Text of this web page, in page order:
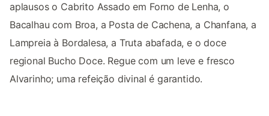
aplausos o Cabrito Assado em Forno de Lenha, o
Bacalhau com Broa, a Posta de Cachena, a Chanfana, a
Lampreia à Bordalesa, a Truta abafada, e o doce
regional Bucho Doce. Regue com um leve e fresco
Alvarinho; uma refeição divinal é garantido.